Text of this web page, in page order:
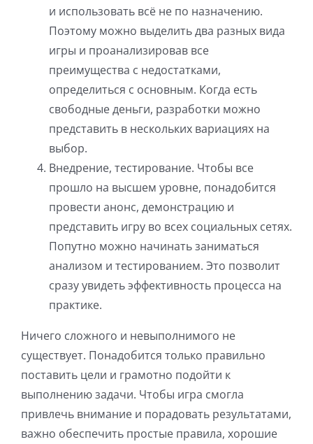
и использовать всё не по назначению.
Поэтому можно выделить два разных вида
игры и проанализировав все
преимущества с недостатками,
определиться с основным. Когда есть
свободные деньги, разработки можно
представить в нескольких вариациях на
выбор.
Внедрение, тестирование. Чтобы все
прошло на высшем уровне, понадобится
провести анонс, демонстрацию и
представить игру во всех социальных сетях.
Попутно можно начинать заниматься
анализом и тестированием. Это позволит
сразу увидеть эффективность процесса на
практике.
Ничего сложного и невыполнимого не
существует. Понадобится только правильно
поставить цели и грамотно подойти к
выполнению задачи. Чтобы игра смогла
привлечь внимание и порадовать результатами,
важно обеспечить простые правила, хорошие